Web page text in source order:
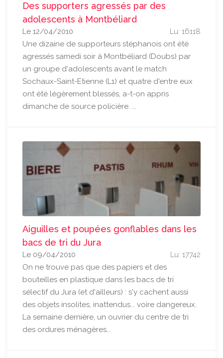
Des supporters agressés par des
adolescents à Montbéliard
Lu: 16118
Le 12/04/2010
Une dizaine de supporteurs stéphanois ont été
agressés samedi soir à Montbéliard (Doubs) par
un groupe d'adolescents avant le match
Sochaux-Saint-Etienne (L1) et quatre d'entre eux
ont été légèrement blessés, a-t-on appris
dimanche de source policière. ...
Aiguilles et poupées gonflables dans les
bacs de tri du Jura
Lu: 17742
Le 09/04/2010
On ne trouve pas que des papiers et des
bouteilles en plastique dans les bacs de tri
sélectif du Jura (et d'ailleurs) : s'y cachent aussi
des objets insolites, inattendus... voire dangereux.
La semaine dernière, un ouvrier du centre de tri
des ordures ménagères...